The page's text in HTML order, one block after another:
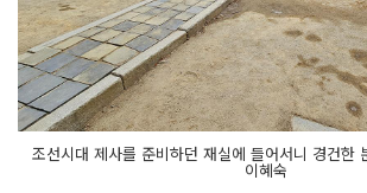
조선시대 제사를 준비하던 재실에 들어서니 경건한
이혜숙